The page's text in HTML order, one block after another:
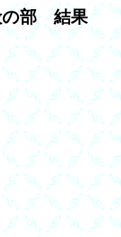
の部 結果